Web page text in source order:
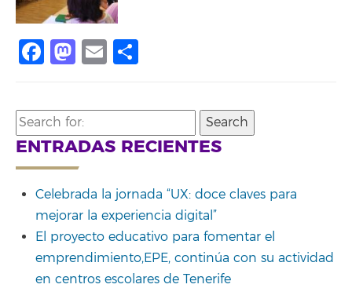
Facebook
Mastodon
Email
Search
for:
ENTRADAS RECIENTES
Celebrada la jornada “UX: doce claves para
mejorar la experiencia digital”
El proyecto educativo para fomentar el
emprendimiento,EPE, continúa con su actividad
en centros escolares de Tenerife